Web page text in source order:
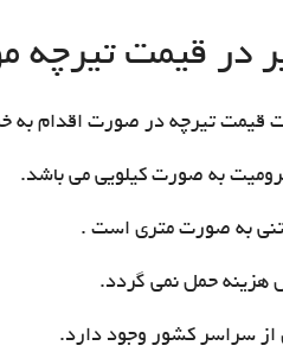
در قیمت تیرچه
قیمت تیرچه در صورت اقدام به
به صورت کیلویی می باشد.
به صورت متری است .
هزینه حمل نمی گردد.
سراسر کشور وجود دارد.